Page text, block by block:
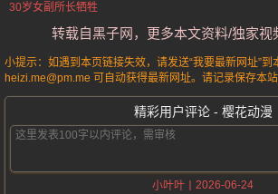
30岁女副所长牺牲
转载自黑子网，更多本文资料/独家视
小提示：如遇到本页链接失效，请发送“我要最新网址”到
heizi.me@pm.me 可自动获得最新网址。请记录保存本站
精彩用户评论 - 樱花动漫
小叶叶
2026-06-24